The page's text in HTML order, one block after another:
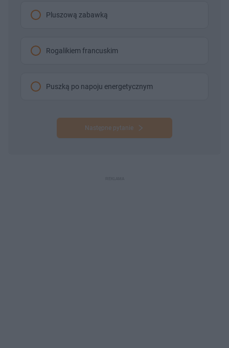
Pluszową zabawką
Rogalikiem francuskim
Puszką po napoju energetycznym
Następne pytanie